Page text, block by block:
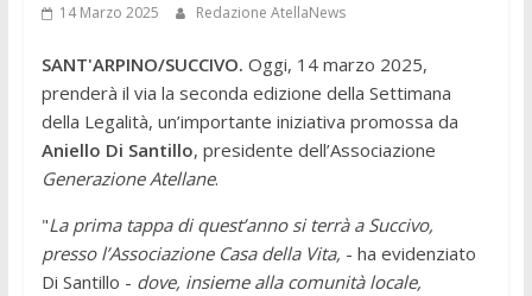
14 Marzo 2025 Redazione AtellaNews
SANT'ARPINO/SUCCIVO. Oggi, 14 marzo 2025,
prenderà il via la seconda edizione della Settimana
della Legalità, un’importante iniziativa promossa da
Aniello Di Santillo, presidente dell’Associazione
Generazione Atellane.
"La prima tappa di quest’anno si terrà a Succivo,
presso l’Associazione Casa della Vita, - ha evidenziato
Di Santillo - dove, insieme alla comunità locale,